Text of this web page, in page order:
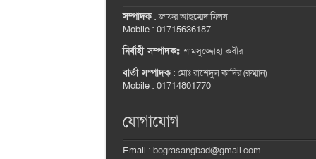
সম্পাদক:জাফর আহম্মেদ মিলন
Mobile : 01715636187
নির্বাহী সম্পাদকঃশামসুজ্জোহা কবীর
বার্তা সম্পাদক: মোঃ রাশেদুল কাদির (রুম্মান)
Mobile : 01714801770
যোগাযোগ
Email : bograsangbad@gmail.com